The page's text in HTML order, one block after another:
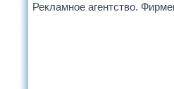
Рекламное агентство.